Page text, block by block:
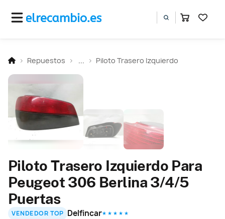
Repuestos Piloto Trasero Izquierdo
Piloto Trasero Izquierdo Para
Peugeot 306 Berlina 3/4/5
Puertas
VENDEDOR TOP Delfincar★ ★ ★ ★ ★